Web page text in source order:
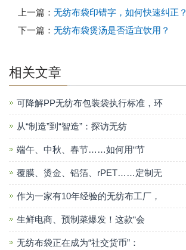
上一篇： 无纺布袋印错字，如何快速纠正？
下一篇： 无纺布袋煲汤是否适宜饮用？
相关文章
可降解PP无纺布包装袋执行标准，环
从“制造”到“智造”：探访无纺
端午、中秋、春节……如何用“节
覆膜、烫金、铝箔、rPET……定制无
作为一家有10年经验的无纺布工厂，
生鲜电商、预制菜爆发！这款“会
无纺布袋正在成为“社交货币”：